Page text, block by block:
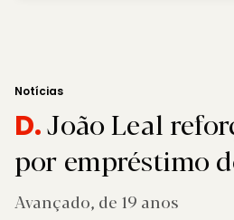
Notícias
D.João Leal
por empréstimo
Avançado, de 19 anos